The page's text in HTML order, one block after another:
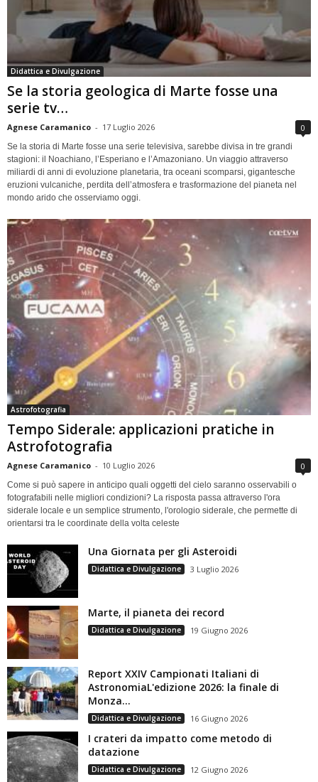
Didattica e Divulgazione
Se la storia geologica di Marte fosse una
serie tv…
Agnese Caramanico - 17 Luglio 2026 0
Se la storia di Marte fosse una serie televisiva, sarebbe divisa in tre grandi
stagioni: il Noachiano, l’Esperiano e l’Amazoniano. Un viaggio attraverso
miliardi di anni di evoluzione planetaria, tra oceani scomparsi, gigantesche
eruzioni vulcaniche, perdita dell’atmosfera e trasformazione del pianeta nel
mondo arido che osserviamo oggi.
Astrofotografia
Tempo Siderale: applicazioni pratiche in
Astrofotografia
Agnese Caramanico - 10 Luglio 2026 0
Come si può sapere in anticipo quali oggetti del cielo saranno osservabili o
fotografabili nelle migliori condizioni? La risposta passa attraverso l'ora
siderale locale e un semplice strumento, l'orologio siderale, che permette di
orientarsi tra le coordinate della volta celeste
Una Giornata per gli Asteroidi
Didattica e Divulgazione 3 Luglio 2026
Marte, il pianeta dei record
Didattica e Divulgazione 19 Giugno 2026
Report XXIV Campionati Italiani di
AstronomiaL'edizione 2026: la finale di
Monza...
Didattica e Divulgazione 16 Giugno 2026
I crateri da impatto come metodo di
datazione
Didattica e Divulgazione 12 Giugno 2026